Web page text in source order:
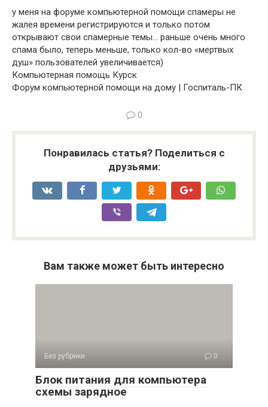
у меня на форуме компьютерной помощи спамеры не
жалея времени регистрируются и только потом
открывают свои спамерные темы… раньше очень много
спама было, теперь меньше, только кол-во «мертвых
душ» пользователей увеличивается)
Компьютерная помощь Курск
Форум компьютерной помощи на дому | Госпиталь-ПК
0
Понравилась статья? Поделиться с
друзьями:
Вам также может быть интересно
Без рубрики 0
Блок питания для компьютера
схемы зарядное